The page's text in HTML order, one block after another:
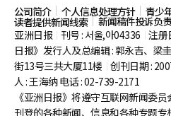
公司简介 个人信息处理方针 青少
读者提供新闻线索
新闻稿件投诉负
亚洲日报
刊号 : 서울,아04336 注册
日报》发行人及总编辑 : 郭永吉、梁
街13号三共大厦11楼 创刊日期 :
人 : 王海纳 电话 : 02-739-2171
《亚洲日报》将遵守互联网新闻委员
刊登的各种新闻、信息和各种专题专